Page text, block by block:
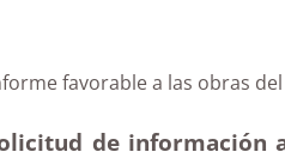
informe favorable a las
de información